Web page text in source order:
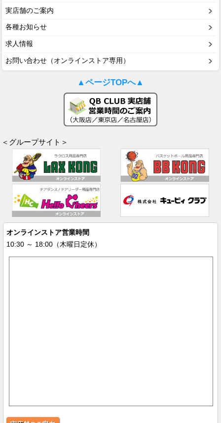
実店舗のご案内
各種お知らせ
求人情報
お問い合わせ（オンラインストア専用）
▲ページTOPへ▲
＜グループサイト＞
オンラインストア営業時間
10:30 ～ 18:00（木曜日定休）